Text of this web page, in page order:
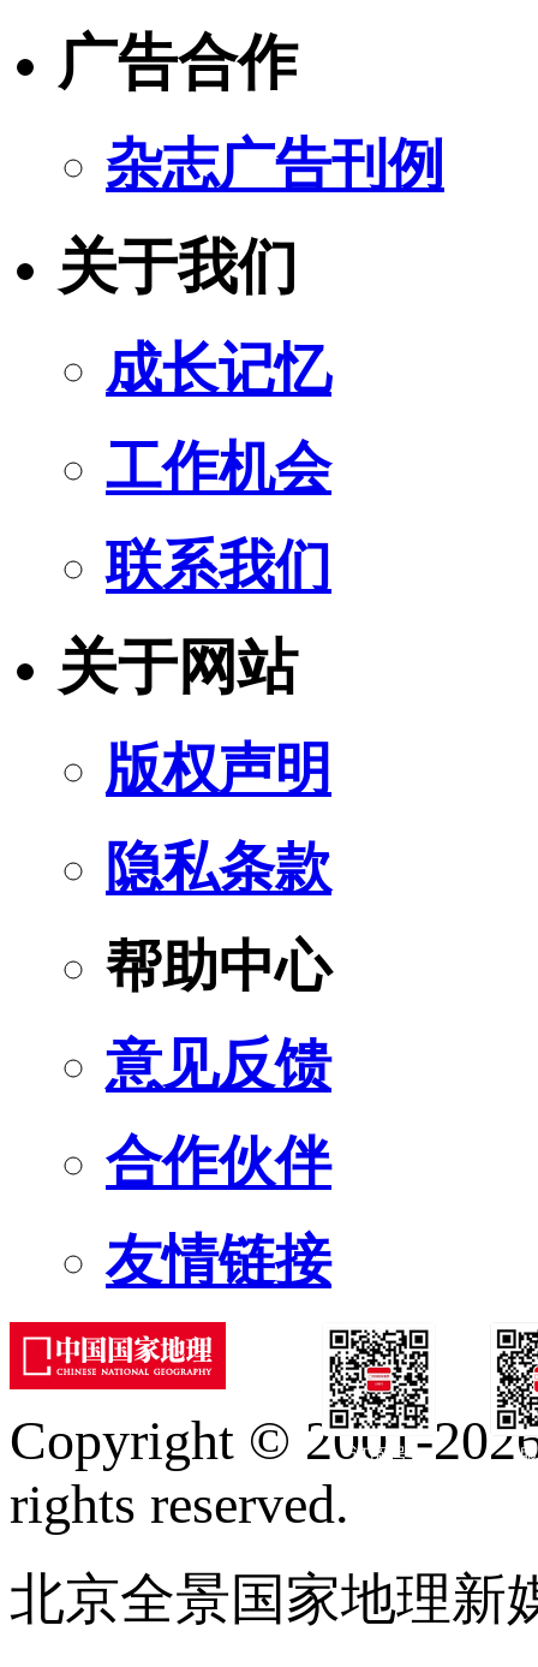
广告合作
杂志广告刊例
关于我们
成长记忆
工作机会
联系我们
关于网站
版权声明
隐私条款
帮助中心
意见反馈
合作伙伴
友情链接
订阅号
Copyright © 2001-
rights reserved.
北京全景国家地理新